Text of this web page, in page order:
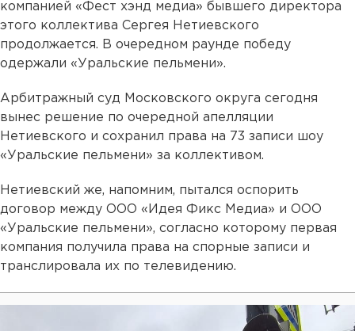
компанией «Фест хэнд медиа» бывшего директора
этого коллектива Сергея Нетиевского
продолжается. В очередном раунде победу
одержали «Уральские пельмени».
Арбитражный суд Московского округа сегодня
вынес решение по очередной апелляции
Нетиевского и сохранил права на 73 записи шоу
«Уральские пельмени» за коллективом.
Нетиевский же, напомним, пытался оспорить
договор между ООО «Идея Фикс Медиа» и ООО
«Уральские пельмени», согласно которому первая
компания получила права на спорные записи и
транслировала их по телевидению.